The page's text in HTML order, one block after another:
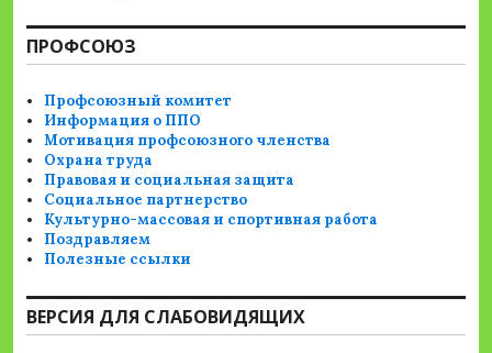
ПРОФСОЮЗ
Профсоюзный комитет
Информация о ППО
Мотивация профсоюзного членства
Охрана труда
Правовая и социальная защита
Социальное партнерство
Культурно-массовая и спортивная работа
Поздравляем
Полезные ссылки
ВЕРСИЯ ДЛЯ СЛАБОВИДЯЩИХ